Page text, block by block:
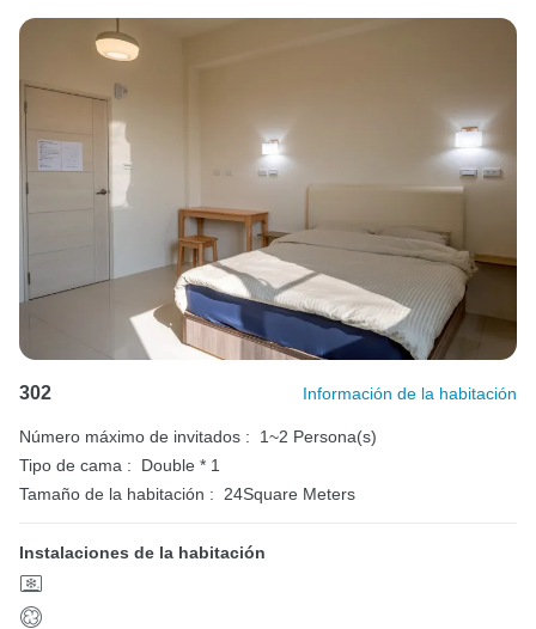
302 Información de la habitación
Número máximo de invitados :
1~2 Persona(s)
Tipo de cama :
Double * 1
Tamaño de la habitación :
24Square Meters
Instalaciones de la habitación